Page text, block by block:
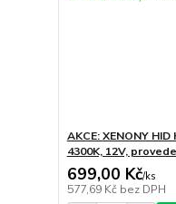
AKCE: XENONY
4300K, 12V,
699,00 Kč/ks
577,69 Kč bez DPH